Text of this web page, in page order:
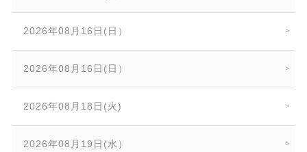
2026年08月16日(日）
2026年08月16日(日）
2026年08月18日(火)
2026年08月19日(水）